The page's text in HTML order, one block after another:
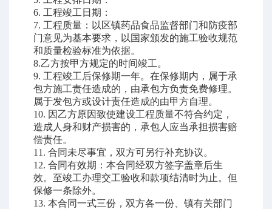
6. 工程竣工日期：
7. 工程质量：以区镇药品食品监督部门和防疫部
门意见为基本要求，以国家颁发的施工验收规范
和质量检验标准为依据。
8.乙方按甲方规定的时间竣工。
9. 工程竣工后保修期一年。在保修期内，属于承
包方施工责任造成的，由承包方负责免费修理。
属于发包方或设计责任造成的由甲方自理。
10. 因乙方原因致使建设工程质量不符合约定，
造成人身和财产损害的，承包人应当承担损害赔
偿责任。
11. 合同未尽事宜，双方可另行补充协议。
12. 合同有效期：本合同经双方签字盖章后生
效。至竣工办理交工验收和款项结清时为止。但
保修一条除外。
13. 本合同一式三份，双方各一份、镇有关部门